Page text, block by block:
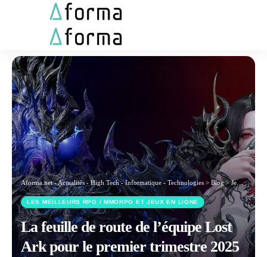
Aforma.net - Actualités - High Tech - Informatique - Technologies > Blog>Jeux vidéos et loisirs numériques
LES MEILLEURS RPG / MMORPG ET JEUX EN LIGNE
La feuille de route de l’équipe Lost
Ark pour le premier trimestre 2025